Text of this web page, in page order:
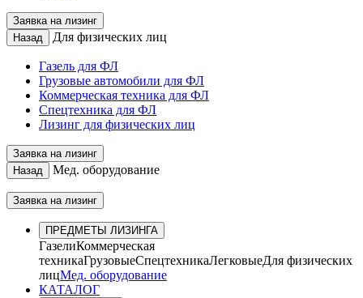
Заявка на лизинг
Назад
Для физических лиц
Газель для ФЛ
Грузовые автомобили для ФЛ
Коммерческая техника для ФЛ
Спецтехника для ФЛ
Лизинг для физических лиц
Заявка на лизинг
Назад
Мед. оборудование
Заявка на лизинг
ПРЕДМЕТЫ ЛИЗИНГА
ГазелиКоммерческая
техникаГрузовыеСпецтехникаЛегковыеДля физических
лицМед. оборудование
КАТАЛОГ